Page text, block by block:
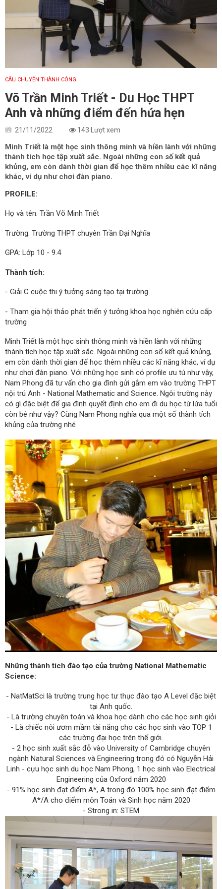
CÂU CHUYỆN THÀNH CÔNG
Võ Trần Minh Triết - Du Học THPT
Anh và những điểm đến hứa hẹn
21/11/2022 143 Lượt xem
Minh Triết là một học sinh thông minh và hiền lành với những
thành tích học tập xuất sắc. Ngoài những con số kết quả
khủng, em còn dành thời gian để học thêm nhiều các kĩ năng
khác, ví dụ như chơi đàn piano.
PROFILE:
Họ và tên: Trần Võ Minh Triết
Trường: Trường THPT chuyên Trần Đại Nghĩa
GPA: Lớp 10 - 9.4
Thành tích:
- Giải C cuộc thi ý tưởng sáng tạo tại trường
- Tham gia hội thảo phát triển ý tưởng khoa học nghiên cứu cấp
trường
Minh Triết là một học sinh thông minh và hiền lành với những
thành tích học tập xuất sắc. Ngoài những con số kết quả khủng,
em còn dành thời gian để học thêm nhiều các kĩ năng khác, ví dụ
như chơi đàn piano. Với những học sinh có profile ưu tú như vậy,
Nam Phong đã tư vấn cho gia đình gửi gắm em vào trường THPT
nội trú Anh - National Mathematic and Science. Ngôi trường này
có gì đặc biệt để gia đình quyết định cho em đi du học từ lứa tuổi
còn bé như vậy? Cùng Nam Phong nghía qua một số thành tích
khủng của trường nhé
Những thành tích đào tạo của trường National Mathematic
Science:
- NatMatSci là trường trung học tư thục đào tạo A Level đặc biệt
tại Anh quốc.
- Là trường chuyên toán và khoa học dành cho các học sinh giỏi
- Là chiếc nôi ươm mầm tài năng cho các học sinh vào TOP 1
các trường đại học trên thế giới.
- 2 học sinh xuất sắc đỗ vào University of Cambridge chuyên
ngành Natural Sciences và Engineering trong đó có Nguyễn Hải
Linh - cựu học sinh du học Nam Phong, 1 học sinh vào Electrical
Engineering của Oxford năm 2020
- 91% học sinh đạt điểm A*, A trong đó 100% học sinh đạt điểm
A*/A cho điểm môn Toán và Sinh học năm 2020
- Strong in: STEM